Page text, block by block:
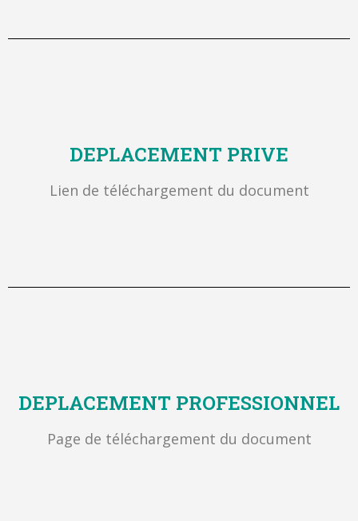
DEPLACEMENT PRIVE
Lien de téléchargement du document
DEPLACEMENT PROFESSIONNEL
Page de téléchargement du document